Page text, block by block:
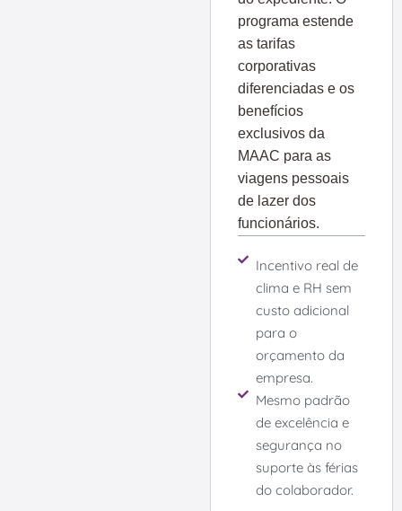
programa estende
as tarifas
corporativas
diferenciadas e os
benefícios
exclusivos da
MAAC para as
viagens pessoais
de lazer dos
funcionários.
Incentivo real de
clima e RH sem
custo adicional
para o
orçamento da
empresa.
Mesmo padrão
de excelência e
segurança no
suporte às férias
do colaborador.